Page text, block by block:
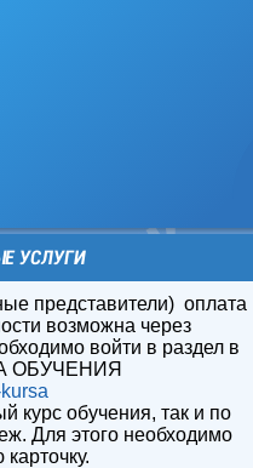
УСЛУГИ
представители) оплата
возможна через
войти в раздел в
ОБУЧЕНИЯ
курс обучения, так и по
Для этого необходимо